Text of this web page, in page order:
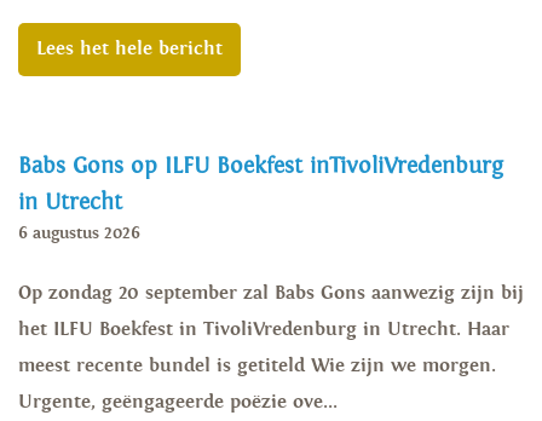
Lees het hele bericht
Babs Gons op ILFU Boekfest inTivoliVredenburg
in Utrecht
6 augustus 2026
Op zondag 20 september zal Babs Gons aanwezig zijn bij
het ILFU Boekfest in TivoliVredenburg in Utrecht. Haar
meest recente bundel is getiteld Wie zijn we morgen.
Urgente, geëngageerde poëzie ove...